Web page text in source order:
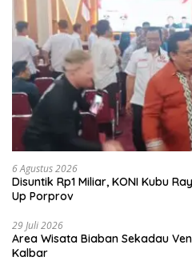
6 Agustus 2026
Disuntik Rp1 Miliar, KONI Kubu
Up Porprov
29 Juli 2026
Area Wisata Biaban Sekadau
Kalbar